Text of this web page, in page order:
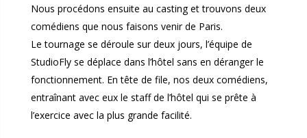
Nous procédons ensuite au casting et trouvons deux
comédiens que nous faisons venir de Paris.
Le tournage se déroule sur deux jours, l’équipe de
StudioFly se déplace dans l’hôtel sans en déranger le
fonctionnement. En tête de file, nos deux comédiens,
entraînant avec eux le staff de l’hôtel qui se prête à
l’exercice avec la plus grande facilité.